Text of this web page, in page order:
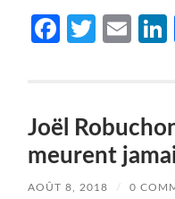
Joël
meurent
AOÛT 8, 2018 / 0